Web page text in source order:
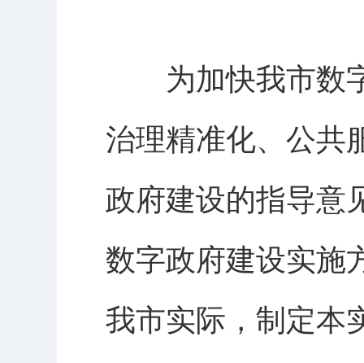
为加快我市数
治理精准化、公共
政府建设的指导意
数字政府建设实施
我市实际，制定本